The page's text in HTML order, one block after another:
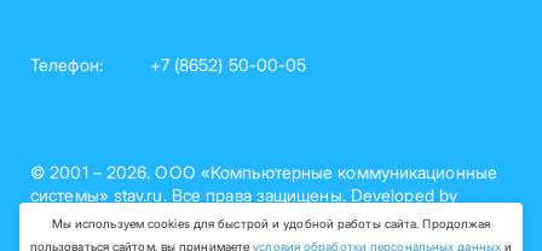
Мы используем cookies для быстрой и удобной работы сайта. Продолжая
пользоваться сайтом, вы принимаетеусловия обработки персональных данных и
Телефон: +7 (8652) 50-00-05
© 2001 – 2026. ООО «Компьютерные коммуникационные
системы» stav.ru. Все права защищены. Developed by
nelset.com